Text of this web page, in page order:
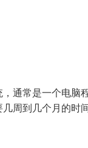
通常是一个电脑
周到几个月的时